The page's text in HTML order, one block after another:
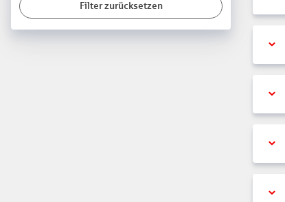
Filter zurücksetzen